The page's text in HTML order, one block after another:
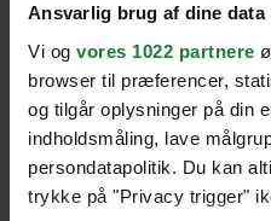
Ansvarlig brug af dine data
Vi og vores 1022 partnere
browser til præferencer,
og tilgår oplysninger på din
indholdsmåling, lave
persondatapolitik. Du kan
trykke på "Privacy trigger"